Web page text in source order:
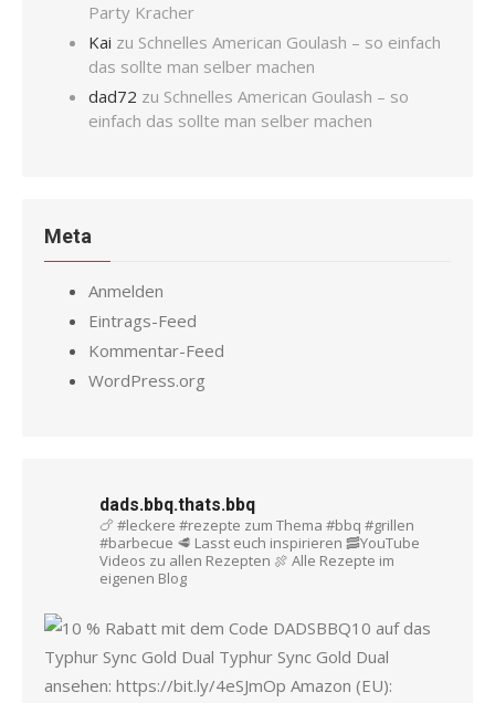
Party Kracher
Kai zu Schnelles American Goulash – so einfach
das sollte man selber machen
dad72 zu Schnelles American Goulash – so
einfach das sollte man selber machen
Meta
Anmelden
Eintrags-Feed
Kommentar-Feed
WordPress.org
dads.bbq.thats.bbq
🍗 #leckere #rezepte zum Thema #bbq #grillen
#barbecue 🥩 Lasst euch inspirieren 🥓YouTube
Videos zu allen Rezepten 🍖 Alle Rezepte im
eigenen Blog